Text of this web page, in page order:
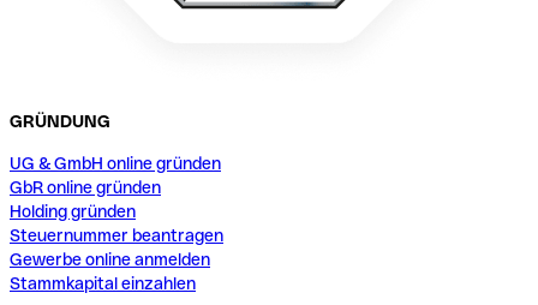
GRÜNDUNG
UG & GmbH online gründen
GbR online gründen
Holding gründen
Steuernummer beantragen
Gewerbe online anmelden
Stammkapital einzahlen